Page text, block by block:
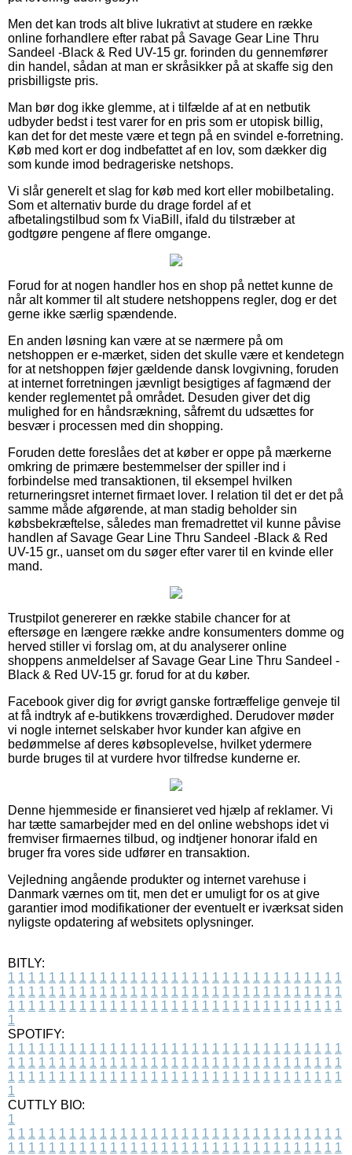
Men det kan trods alt blive lukrativt at studere en række
online forhandlere efter rabat på Savage Gear Line Thru
Sandeel -Black & Red UV-15 gr. forinden du gennemfører
din handel, sådan at man er skråsikker på at skaffe sig den
prisbilligste pris.
Man bør dog ikke glemme, at i tilfælde af at en netbutik
udbyder bedst i test varer for en pris som er utopisk billig,
kan det for det meste være et tegn på en svindel e-forretning.
Køb med kort er dog indbefattet af en lov, som dækker dig
som kunde imod bedrageriske netshops.
Vi slår generelt et slag for køb med kort eller mobilbetaling.
Som et alternativ burde du drage fordel af et
afbetalingstilbud som fx ViaBill, ifald du tilstræber at
godtgøre pengene af flere omgange.
Forud for at nogen handler hos en shop på nettet kunne de
når alt kommer til alt studere netshoppens regler, dog er det
gerne ikke særlig spændende.
En anden løsning kan være at se nærmere på om
netshoppen er e-mærket, siden det skulle være et kendetegn
for at netshoppen føjer gældende dansk lovgivning, foruden
at internet forretningen jævnligt besigtiges af fagmænd der
kender reglementet på området. Desuden giver det dig
mulighed for en håndsrækning, såfremt du udsættes for
besvær i processen med din shopping.
Foruden dette foreslåes det at køber er oppe på mærkerne
omkring de primære bestemmelser der spiller ind i
forbindelse med transaktionen, til eksempel hvilken
returneringsret internet firmaet lover. I relation til det er det på
samme måde afgørende, at man stadig beholder sin
købsbekræftelse, således man fremadrettet vil kunne påvise
handlen af Savage Gear Line Thru Sandeel -Black & Red
UV-15 gr., uanset om du søger efter varer til en kvinde eller
mand.
Trustpilot genererer en række stabile chancer for at
eftersøge en længere række andre konsumenters domme og
herved stiller vi forslag om, at du analyserer online
shoppens anmeldelser af Savage Gear Line Thru Sandeel -
Black & Red UV-15 gr. forud for at du køber.
Facebook giver dig for øvrigt ganske fortræffelige genveje til
at få indtryk af e-butikkens troværdighed. Derudover møder
vi nogle internet selskaber hvor kunder kan afgive en
bedømmelse af deres købsoplevelse, hvilket ydermere
burde bruges til at vurdere hvor tilfredse kunderne er.
Denne hjemmeside er finansieret ved hjælp af reklamer. Vi
har tætte samarbejder med en del online webshops idet vi
fremviser firmaernes tilbud, og indtjener honorar ifald en
bruger fra vores side udfører en transaktion.
Vejledning angående produkter og internet varehuse i
Danmark værnes om tit, men det er umuligt for os at give
garantier imod modifikationer der eventuelt er iværksat siden
nyligste opdatering af websitets oplysninger.
BITLY:
1 1 1 1 1 1 1 1 1 1 1 1 1 1 1 1 1 1 1 1 1 1 1 1 1 1 1 1 1 1 1 1 1
1 1 1 1 1 1 1 1 1 1 1 1 1 1 1 1 1 1 1 1 1 1 1 1 1 1 1 1 1 1 1 1 1
1 1 1 1 1 1 1 1 1 1 1 1 1 1 1 1 1 1 1 1 1 1 1 1 1 1 1 1 1 1 1 1 1
1
SPOTIFY:
1 1 1 1 1 1 1 1 1 1 1 1 1 1 1 1 1 1 1 1 1 1 1 1 1 1 1 1 1 1 1 1 1
1 1 1 1 1 1 1 1 1 1 1 1 1 1 1 1 1 1 1 1 1 1 1 1 1 1 1 1 1 1 1 1 1
1 1 1 1 1 1 1 1 1 1 1 1 1 1 1 1 1 1 1 1 1 1 1 1 1 1 1 1 1 1 1 1 1
1
CUTTLY BIO:
1
1 1 1 1 1 1 1 1 1 1 1 1 1 1 1 1 1 1 1 1 1 1 1 1 1 1 1 1 1 1 1 1 1
1 1 1 1 1 1 1 1 1 1 1 1 1 1 1 1 1 1 1 1 1 1 1 1 1 1 1 1 1 1 1 1 1